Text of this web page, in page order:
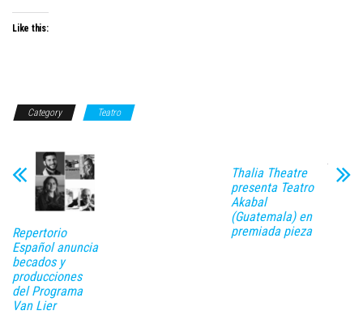
Like this:
Category Teatro
Repertorio
Español anuncia
becados y
producciones
del Programa
Van Lier
Thalia Theatre
presenta Teatro
Akabal
(Guatemala) en
premiada pieza